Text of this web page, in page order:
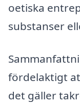
oetiska
substanser
fördelaktigt
det gäller